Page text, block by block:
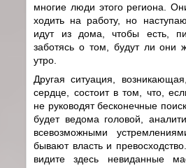
многие люди этого региона.
ходить на работу, но
идут из дома, чтобы есть,
заботясь о том, будут ли они
утро.
Другая ситуация,
сердце, состоит в том, что,
не руководят бесконечные
будет ведома головой,
всевозможными
бывают власть и
видите здесь невиданные